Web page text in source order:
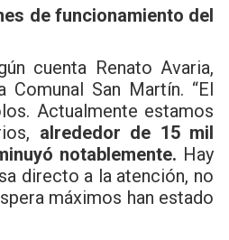
de funcionamiento del
cuenta Renato Avaria,
San Martín. “El
Actualmente estamos
alrededor de 15 mil
notablemente. Hay
directo a la atención, no
máximos han estado